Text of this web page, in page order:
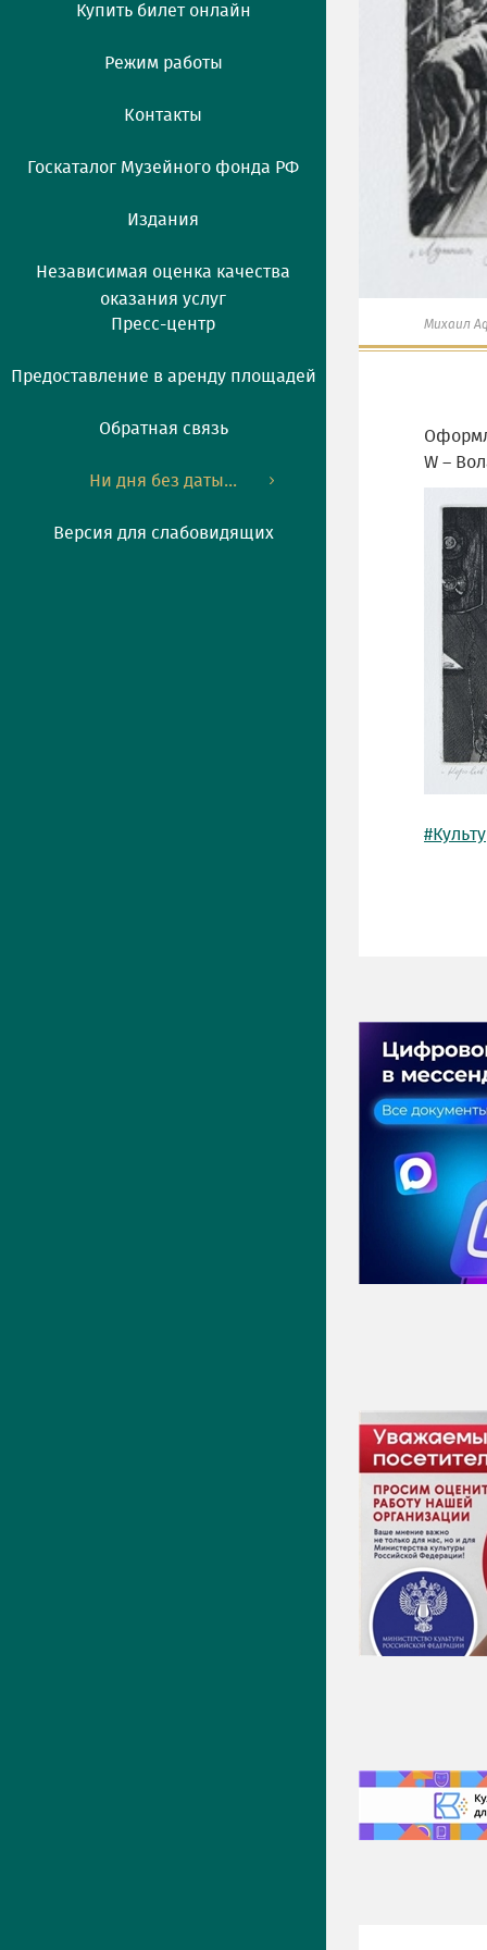
Купить билет онлайн
Режим работы
Контакты
Госкаталог Музейного фонда РФ
Издания
Независимая оценка качества
оказания услуг
Пресс-центр
Предоставление в аренду площадей
Обратная связь
Ни дня без даты...
Версия для слабовидящих
Михаил
W –